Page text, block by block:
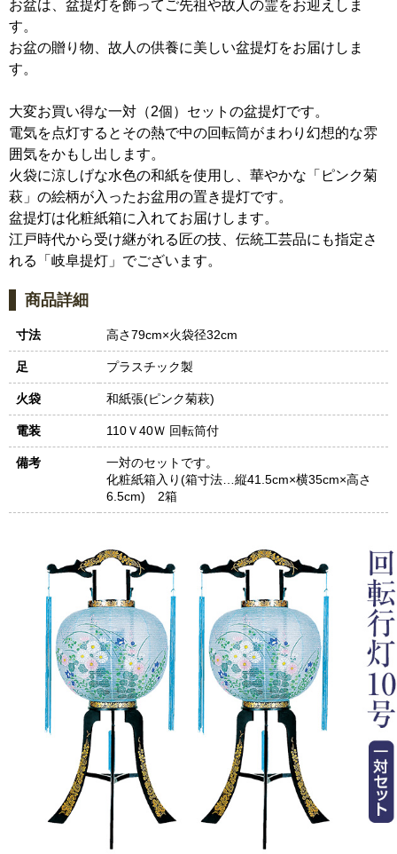
お盆は、盆提灯を飾ってご先祖や故人の霊をお迎えしま
す。
お盆の贈り物、故人の供養に美しい盆提灯をお届けしま
す。
大変お買い得な一対（2個）セットの盆提灯です。
電気を点灯するとその熱で中の回転筒がまわり幻想的な雰
囲気をかもし出します。
火袋に涼しげな水色の和紙を使用し、華やかな「ピンク菊
萩」の絵柄が入ったお盆用の置き提灯です。
盆提灯は化粧紙箱に入れてお届けします。
江戸時代から受け継がれる匠の技、伝統工芸品にも指定さ
れる「岐阜提灯」でございます。
商品詳細
寸法 高さ79cm×火袋径32cm
足 プラスチック製
火袋 和紙張(ピンク菊萩)
電装 110Ｖ40Ｗ 回転筒付
備考
一対のセットです。
化粧紙箱入り(箱寸法…縦41.5cm×横35cm×高さ
6.5cm) 2箱